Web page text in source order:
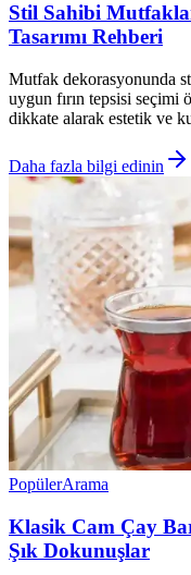
Stil Sahibi
Tasarımı Rehberi
Mutfak dekorasyonunda
uygun fırın tepsisi seçimi
dikkate alarak estetik ve
Daha fazla bilgi edinin
PopülerArama
Klasik Cam Çay
Şık Dokunuşlar